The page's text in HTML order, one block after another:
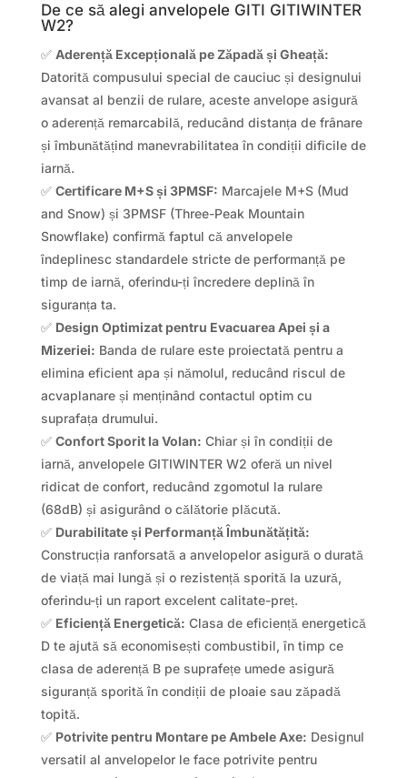
De ce să alegi anvelopele GITI GITIWINTER
W2?
✅ Aderență Excepțională pe Zăpadă și Gheață:
Datorită compusului special de cauciuc și designului
avansat al benzii de rulare, aceste anvelope asigură
o aderență remarcabilă, reducând distanța de frânare
și îmbunătățind manevrabilitatea în condiții dificile de
iarnă.
✅ Certificare M+S și 3PMSF: Marcajele M+S (Mud
and Snow) și 3PMSF (Three-Peak Mountain
Snowflake) confirmă faptul că anvelopele
îndeplinesc standardele stricte de performanță pe
timp de iarnă, oferindu-ți încredere deplină în
siguranța ta.
✅ Design Optimizat pentru Evacuarea Apei și a
Mizeriei: Banda de rulare este proiectată pentru a
elimina eficient apa și nămolul, reducând riscul de
acvaplanare și menținând contactul optim cu
suprafața drumului.
✅ Confort Sporit la Volan: Chiar și în condiții de
iarnă, anvelopele GITIWINTER W2 oferă un nivel
ridicat de confort, reducând zgomotul la rulare
(68dB) și asigurând o călătorie plăcută.
✅ Durabilitate și Performanță Îmbunătățită:
Construcția ranforsată a anvelopelor asigură o durată
de viață mai lungă și o rezistență sporită la uzură,
oferindu-ți un raport excelent calitate-preț.
✅ Eficiență Energetică: Clasa de eficiență energetică
D te ajută să economisești combustibil, în timp ce
clasa de aderență B pe suprafețe umede asigură
siguranță sporită în condiții de ploaie sau zăpadă
topită.
✅ Potrivite pentru Montare pe Ambele Axe: Designul
versatil al anvelopelor le face potrivite pentru